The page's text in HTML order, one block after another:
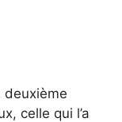
deuxième
celle qui l’a